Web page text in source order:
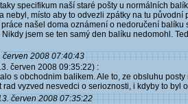
specifikum naší staré pošty u normálních
nebyl, místo aby to odvezli zpátky na tu
našel doma oznámení o nedoručení balíku
jsem se ten samý den balíku nedomohl.
červen 2008 07:40:43
červen 2008 09:35:22) :
s obchodnim balikem. Ale to, ze obsluhu
rad vyzved nesvedci o serioznosti, i kdyby to byl
červen 2008 07:35:22